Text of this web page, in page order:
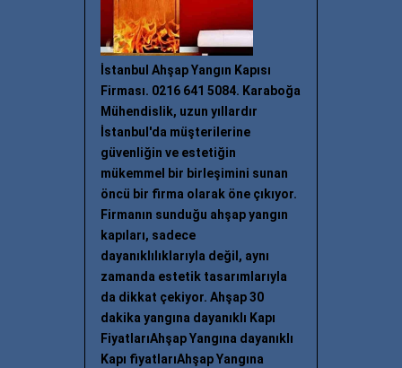
İstanbul Ahşap Yangın Kapısı
Firması. 0216 641 5084. Karaboğa
Mühendislik, uzun yıllardır
İstanbul'da müşterilerine
güvenliğin ve estetiğin
mükemmel bir birleşimini sunan
öncü bir firma olarak öne çıkıyor.
Firmanın sunduğu ahşap yangın
kapıları, sadece
dayanıklılıklarıyla değil, aynı
zamanda estetik tasarımlarıyla
da dikkat çekiyor. Ahşap 30
dakika yangına dayanıklı Kapı
FiyatlarıAhşap Yangına dayanıklı
Kapı fiyatlarıAhşap Yangına